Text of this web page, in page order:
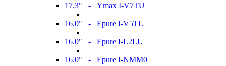
17.3" - Ymax I-V7TU
16.0" - Epure I-V5TU
16.0" - Epure I-L2LU
16.0" - Epure I-NMM0